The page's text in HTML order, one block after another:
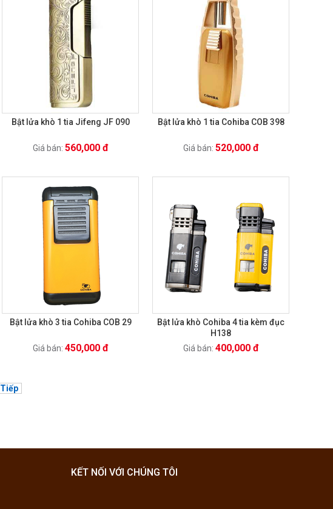
Bật lửa khò 1 tia Jifeng JF 090
Giá bán: 560,000 đ
Bật lửa khò 1 tia Cohiba COB 398
Giá bán: 520,000 đ
Bật lửa khò 3 tia Cohiba COB 29
Giá bán: 450,000 đ
Bật lửa khò Cohiba 4 tia kèm đục
H138
Giá bán: 400,000 đ
Tiếp
KẾT NỐI VỚI CHÚNG TÔI